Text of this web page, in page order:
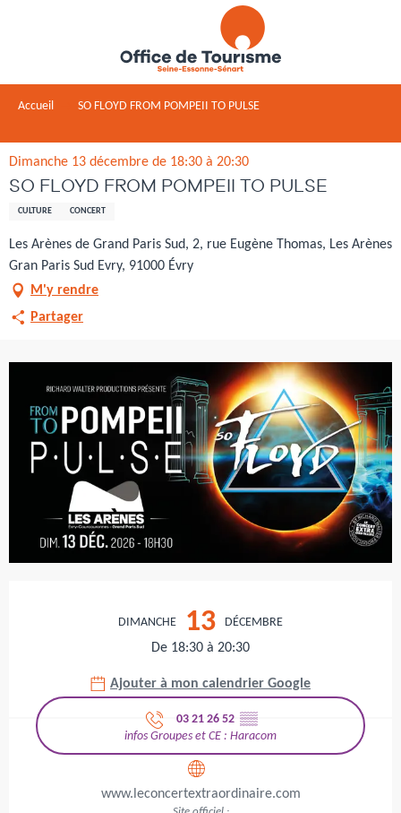
Accueil SO FLOYD FROM POMPEII TO PULSE
Dimanche 13 décembre de 18:30 à 20:30
SO FLOYD FROM POMPEII TO PULSE
CULTURE CONCERT
Les Arènes de Grand Paris Sud, 2, rue Eugène Thomas, Les Arènes
Gran Paris Sud Evry, 91000 Évry
M'y rendre
Partager
DIMANCHE 13 DÉCEMBRE
De 18:30 à 20:30
Ajouter à mon calendrier Google
03 21 26 52 ▒▒
infos Groupes et CE : Haracom
www.leconcertextraordinaire.com